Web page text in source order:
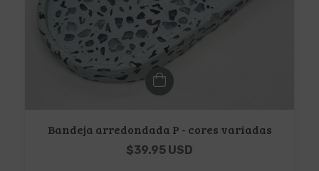
Bandeja arredondada P - cores variadas
$39.95 USD